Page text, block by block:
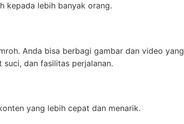
kepada lebih banyak orang.
Anda bisa berbagi gambar dan video yang
dan fasilitas perjalanan.
yang lebih cepat dan menarik.